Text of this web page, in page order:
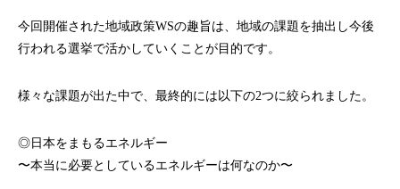
今回開催された地域政策WSの趣旨は、地域の課題を抽出し今後
行われる選挙で活かしていくことが目的です。
様々な課題が出た中で、最終的には以下の2つに絞られました。
◎日本をまもるエネルギー
〜本当に必要としているエネルギーは何なのか〜